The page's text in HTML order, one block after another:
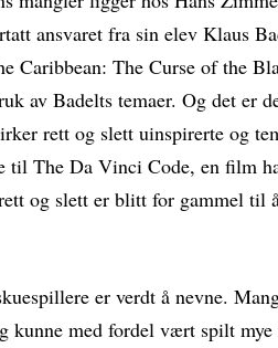
ansvaret fra sin elev Klaus
Caribbean: The Curse of the
av Badelts temaer. Og det er
rett og slett uinspirerte og
til The Da Vinci Code, en film
og slett er blitt for gammel til
er verdt å nevne.
kunne med fordel vært spilt